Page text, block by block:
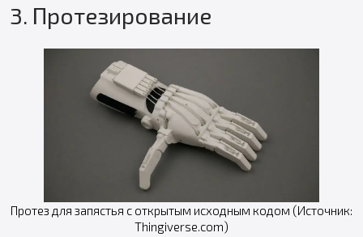
3. Протезирование
Протез для запястья с открытым исходным кодом (Источник:
Thingiverse.com)